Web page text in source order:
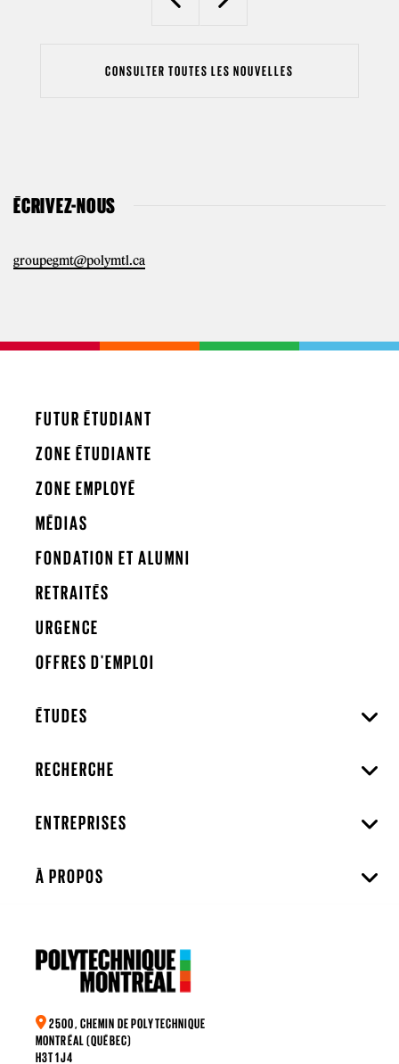
PreviousNext
CONSULTER TOUTES LES NOUVELLES
ÉCRIVEZ-NOUS
groupegmt@polymtl.ca
FUTUR ÉTUDIANT
ZONE ÉTUDIANTE
ZONE EMPLOYÉ
MÉDIAS
FONDATION ET ALUMNI
RETRAITÉS
URGENCE
OFFRES D'EMPLOI
ÉTUDES
RECHERCHE
ENTREPRISES
À PROPOS
2500, CHEMIN DE POLYTECHNIQUE
MONTRÉAL (QUÉBEC)
H3T 1J4